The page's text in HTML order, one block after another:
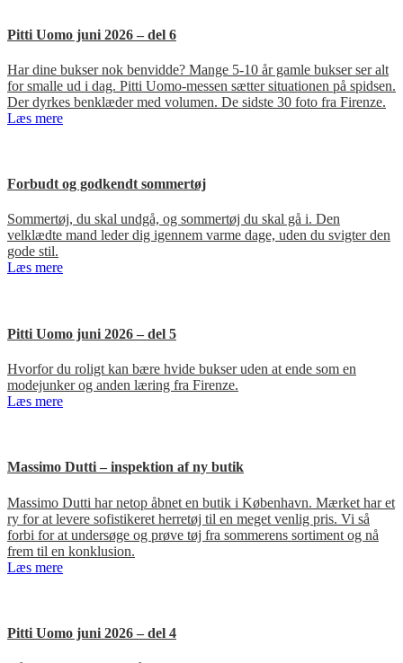
Pitti Uomo juni 2026 – del 6
Har dine bukser nok benvidde? Mange 5-10 år gamle bukser ser alt
for smalle ud i dag. Pitti Uomo-messen sætter situationen på spidsen.
Der dyrkes benklæder med volumen. De sidste 30 foto fra Firenze.
Læs mere
Forbudt og godkendt sommertøj
Sommertøj, du skal undgå, og sommertøj du skal gå i. Den
velklædte mand leder dig igennem varme dage, uden du svigter den
gode stil.
Læs mere
Pitti Uomo juni 2026 – del 5
Hvorfor du roligt kan bære hvide bukser uden at ende som en
modejunker og anden læring fra Firenze.
Læs mere
Massimo Dutti – inspektion af ny butik
Massimo Dutti har netop åbnet en butik i København. Mærket har et
ry for at levere sofistikeret herretøj til en meget venlig pris. Vi så
forbi for at undersøge og prøve tøj fra sommerens sortiment og nå
frem til en konklusion.
Læs mere
Pitti Uomo juni 2026 – del 4